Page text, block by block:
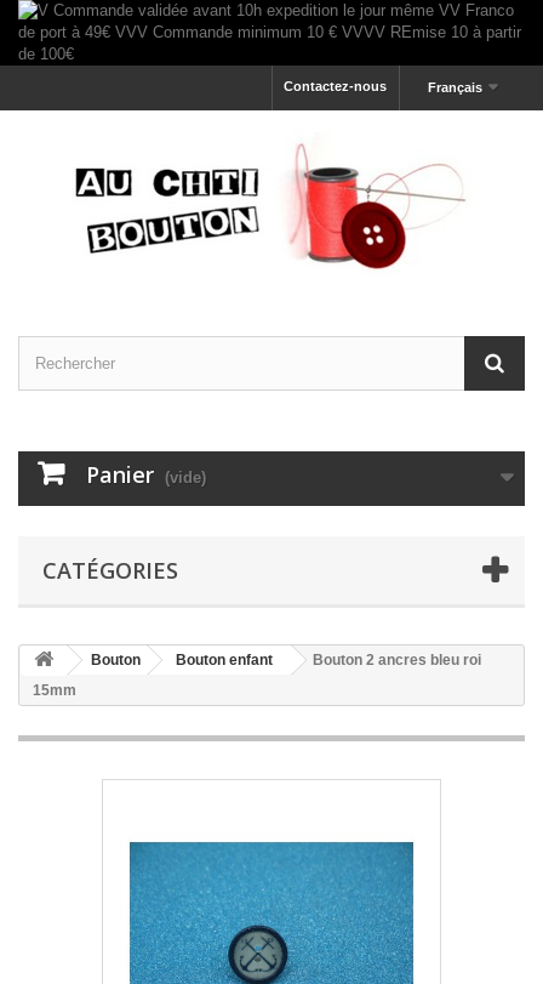
Français
Contactez-nous
Panier (vide)
CATÉGORIES
Bouton Bouton enfant
Bouton 2 ancres bleu roi
15mm